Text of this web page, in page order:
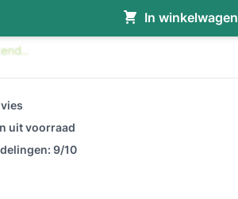
In winkelwagen
uit voorraad
9/10